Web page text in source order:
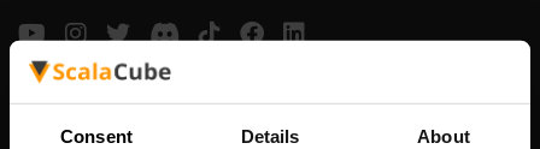
Consent Details About
Scalable Hosting Solutions OÜ
Kod rejestracyjny: 14652605
Numer VAT: EE102133820